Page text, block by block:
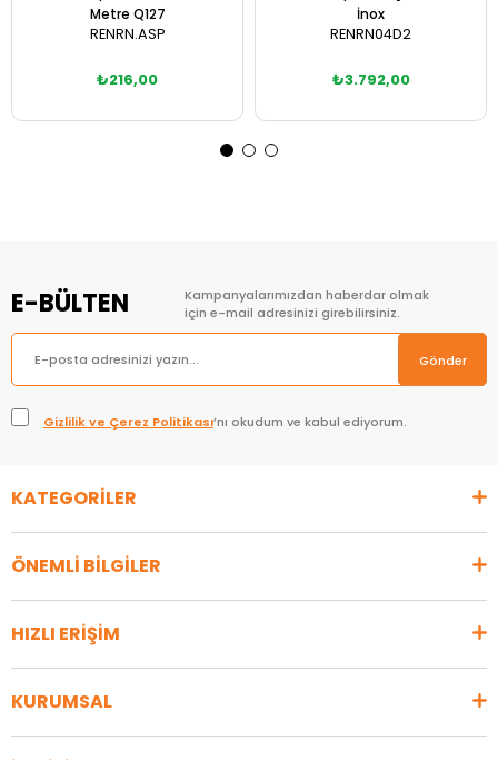
Metre Q127
RENRN.ASP
₺216,00
İnox
RENRN04D2
₺3.792,00
E-BÜLTEN
Kampanyalarımızdan haberdar olmak
için e-mail adresinizi girebilirsiniz.
Gönder
Gizlilik ve Çerez Politikası’nı okudum ve kabul ediyorum.
KATEGORİLER
ÖNEMLİ BİLGİLER
HIZLI ERİŞİM
KURUMSAL